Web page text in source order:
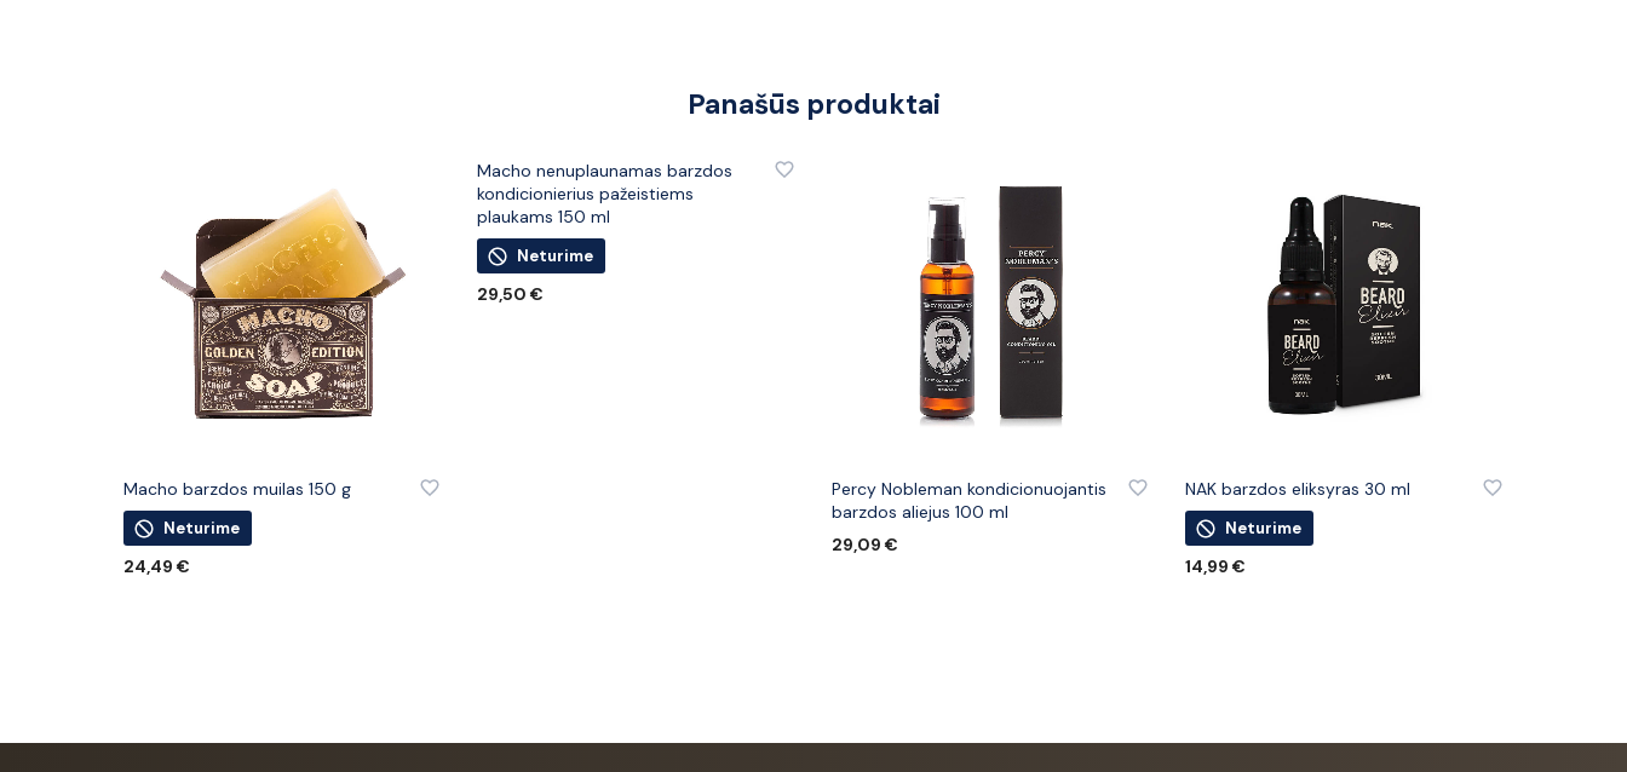
Panašūs produktai
Macho barzdos muilas 150 g
Neturime
24,49 €
Macho nenuplaunamas barzdos
kondicionierius pažeistiems
plaukams 150 ml
Neturime
29,50€
Percy Nobleman kondicionuojantis
barzdos aliejus 100 ml
29,09 €
NAK barzdos eliksyras 30 ml
Neturime
14,99€